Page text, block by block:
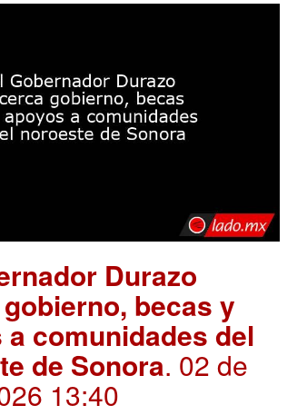
Durazo
becas y
a comunidades del
de Sonora. 02 de
13:40